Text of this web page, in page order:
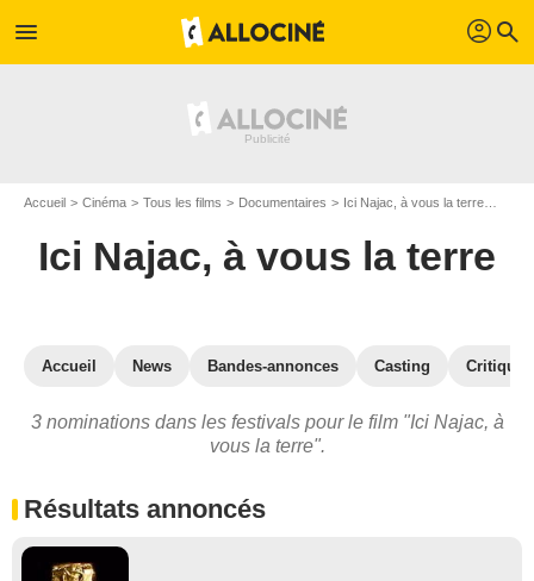
menu profil search
Accueil Cinéma Tous les films Documentaires Ici Najac, à vous la terre
Ici Najac, à vous la terre
Accueil News Bandes-annonces Casting
3 nominations dans les festivals pour le film "Ici Najac, à
vous la terre".
Résultats annoncés